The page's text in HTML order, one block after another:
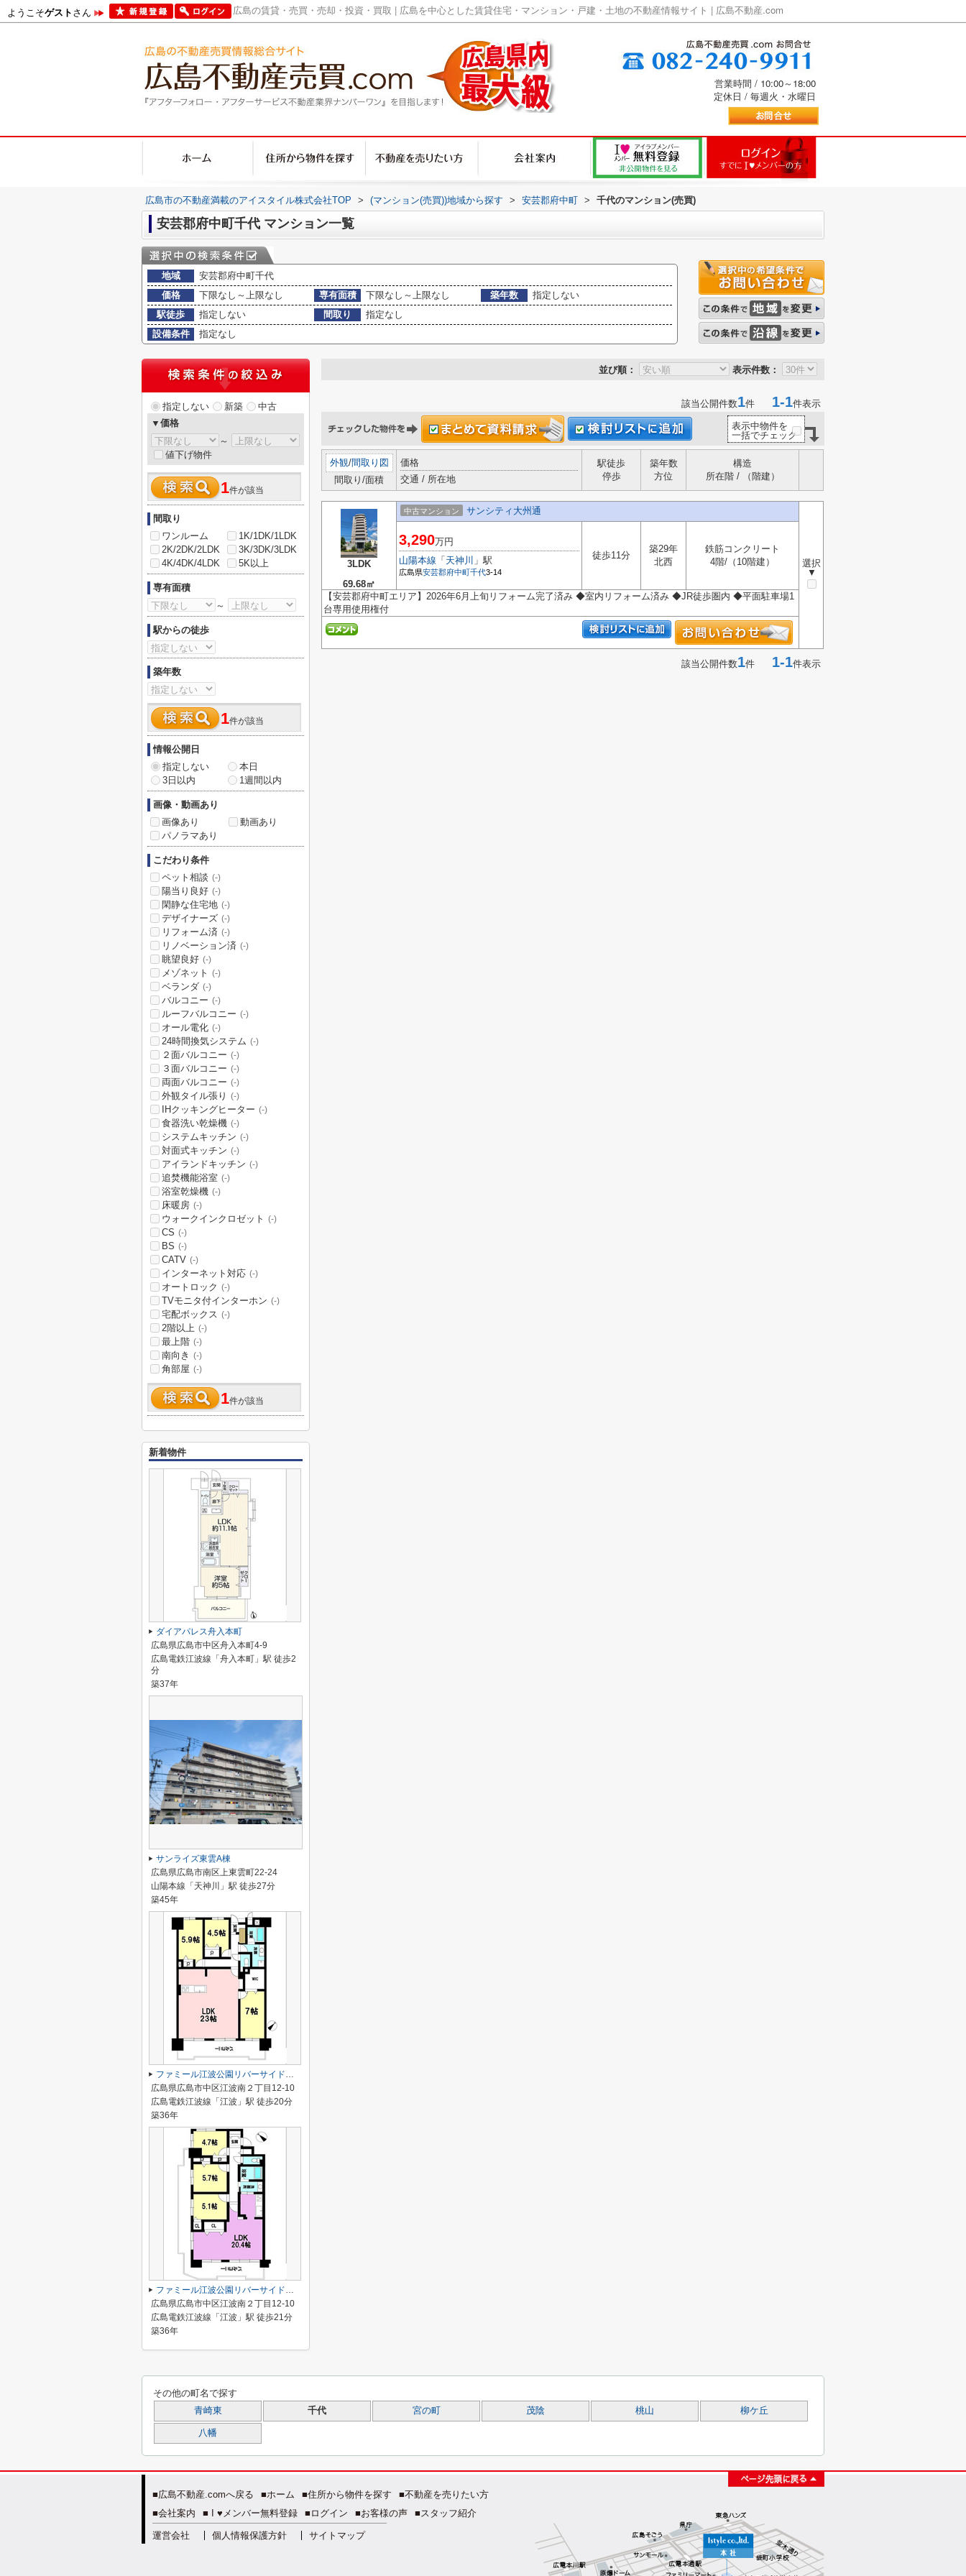
ようこそゲストさん 広島の賃貸・売買・売却・投資・買取 | 広島を中心とした賃貸住宅・マンション・戸建・土地の不動産情報サイト | 広島不動産.com
営業時間 / 10:00～18:00
定休日 / 毎週火・水曜日
広島市の不動産満載のアイスタイル株式会社TOP > (マンション(売買))地域から探す > 安芸郡府中町 > 千代のマンション(売買)
安芸郡府中町千代 マンション一覧
地域
安芸郡府中町千代
価格
下限なし～上限なし 専有面積 下限なし～上限なし 築年数
指定しない
駅徒歩
指定しない 間取り
指定なし
設備条件
指定なし
並び順： 表示件数：
該当公開件数1件 1-1件表示
表示中物件を
一括でチェック
外観/間取り図
間取り/面積
価格
交通 / 所在地
駅徒歩
停歩
築年数
方位
構造
所在階 / （階建）
3LDK
69.68㎡
中古マンション サンシティ大州通
選択
▼
3,290万円
山陽本線 「 天神川 」駅
広島県安芸郡府中町千代3-14
徒歩11分
築29年
北西
鉄筋コンクリート
4階/（10階建）
【安芸郡府中町エリア】2026年6月上旬リフォーム完了済み ◆室内リフォーム済み ◆JR徒歩圏内 ◆平面駐車場1
台専用使用権付
該当公開件数1件 1-1件表示
指定しない 新築
中古
▼価格
～
値下げ物件
1件が該当
間取り
ワンルーム
1K/1DK/1LDK
2K/2DK/2LDK
3K/3DK/3LDK
4K/4DK/4LDK
5K以上
専有面積
～
駅からの徒歩
築年数
1件が該当
情報公開日
指定しない
本日
3日以内
1週間以内
画像・動画あり
画像あり
動画あり
パノラマあり
こだわり条件
ペット相談 (-)
陽当り良好 (-)
閑静な住宅地 (-)
デザイナーズ (-)
リフォーム済 (-)
リノベーション済 (-)
眺望良好 (-)
メゾネット (-)
ベランダ (-)
バルコニー (-)
ルーフバルコニー (-)
オール電化 (-)
24時間換気システム (-)
２面バルコニー (-)
３面バルコニー (-)
両面バルコニー (-)
外観タイル張り (-)
IHクッキングヒーター (-)
食器洗い乾燥機 (-)
システムキッチン (-)
対面式キッチン (-)
アイランドキッチン (-)
追焚機能浴室 (-)
浴室乾燥機 (-)
床暖房 (-)
ウォークインクロゼット (-)
CS (-)
BS (-)
CATV (-)
インターネット対応 (-)
オートロック (-)
TVモニタ付インターホン (-)
宅配ボックス (-)
2階以上 (-)
最上階 (-)
南向き (-)
角部屋 (-)
1件が該当
新着物件
ダイアパレス舟入本町
広島県広島市中区舟入本町4-9
広島電鉄江波線「舟入本町」駅 徒歩2
分
築37年
サンライズ東雲A棟
広島県広島市南区上東雲町22-24
山陽本線「天神川」駅 徒歩27分
築45年
ファミール江波公園リバーサイド弐番館
広島県広島市中区江波南２丁目12-10
広島電鉄江波線「江波」駅 徒歩20分
築36年
ファミール江波公園リバーサイド壱番館
広島県広島市中区江波南２丁目12-10
広島電鉄江波線「江波」駅 徒歩21分
築36年
その他の町名で探す
青崎東 千代 宮の町 茂陰 桃山 柳ケ丘
八幡
■広島不動産.comへ戻る ■ホーム ■住所から物件を探す
■不動産を売りたい方
■会社案内
■ I ♥メンバー無料登録 ■ログイン ■お客様の声 ■スタッフ紹介
運営会社 個人情報保護方針 サイトマップ